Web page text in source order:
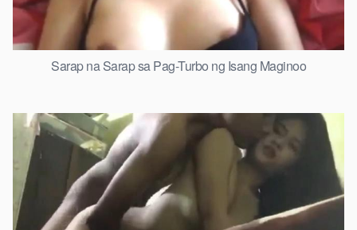
Sarap na Sarap sa Pag-Turbo ng Isang Maginoo